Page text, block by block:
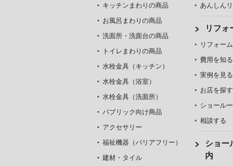
キッチンまわりの商品
お風呂まわりの商品
洗面所・洗面台の商品
トイレまわりの商品
水栓金具（キッチン）
水栓金具（浴室）
水栓金具（洗面所）
パブリック向け商品
アクセサリー
福祉機器（バリアフリー）
建材・タイル
あんしん
リフォ
リフォー
費用を知る
実例を見る
お店を探す
ショール
相談する
ショー
内